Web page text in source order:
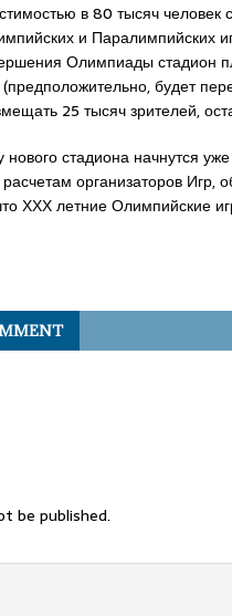
в 80 тысяч
и Паралимпийских
Олимпиады стадион
будет
25 тысяч зрителей,
нового стадиона начнутся
организаторов
ХХХ летние Олимпийские
be published.